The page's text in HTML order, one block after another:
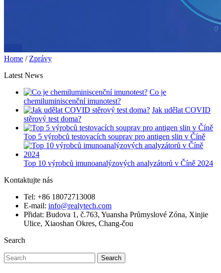
Home / Zprávy
Latest News
Co je
chemiluminiscenční imunotest?
Jak udělat COVID
stěrový test doma?
Top 5 výrobců testovacích souprav pro antigen slin v Číně
Top 10 výrobců imunoanalýzových analyzátorů v Číně 2024
Kontaktujte nás
Tel: +86 18072713008
E-mail: info@realytech.com
Přidat: Budova 1, č.763, Yuansha Průmyslové Zóna, Xinjie
Ulice, Xiaoshan Okres, Chang-čou
Search
Search